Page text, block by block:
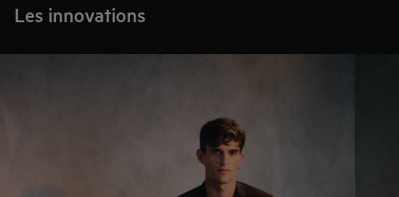
Les innovations